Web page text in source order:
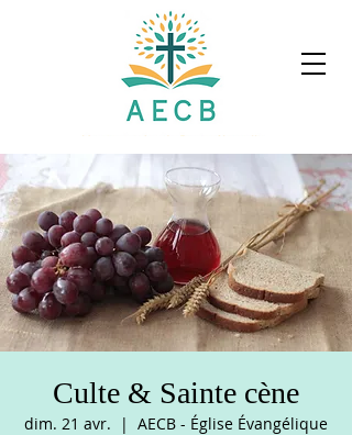
Culte & Sainte cène
dim. 21 avr.
  |
AECB - Église Évangélique